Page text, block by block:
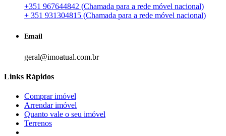
+351 967644842 (Chamada para a rede móvel nacional)
+ 351 931304815 (Chamada para a rede móvel nacional)
Email
geral@imoatual.com.br
Links Rápidos
Comprar imóvel
Arrendar imóvel
Quanto vale o seu imóvel
Terrenos